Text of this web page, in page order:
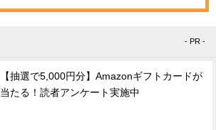
- PR -
【抽選で5,000円分】Amazonギフトカードが
当たる！読者アンケート実施中